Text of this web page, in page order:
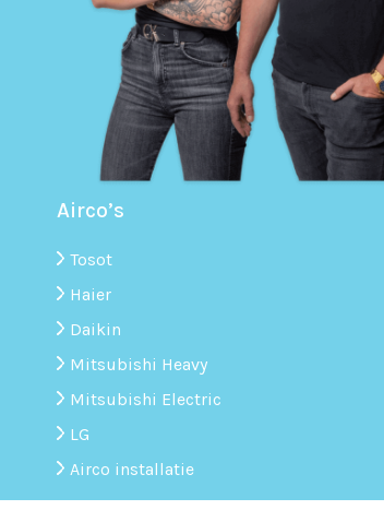
Airco’s
Tosot
Haier
Daikin
Mitsubishi Heavy
Mitsubishi Electric
LG
Airco installatie